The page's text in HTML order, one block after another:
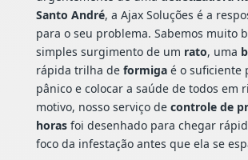
Santo André, a Ajax Soluções é a
para o seu problema. Sabemos muito
simples surgimento de um rato, uma
rápida trilha de formigaé o suficiente
pânico e colocar a saúde de todos em
motivo, nosso serviço de controle de
horasfoi desenhado para chegar
foco da infestação antes que ela se